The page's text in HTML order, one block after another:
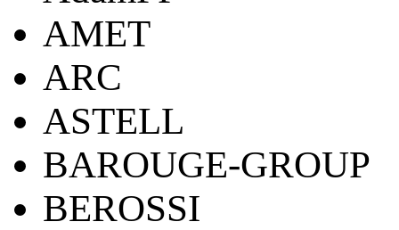
AMET
ARC
ASTELL
BAROUGE-GROUP
BEROSSI